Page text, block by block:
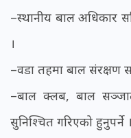
–स्थानीय बाल अधिकार
।
–वडा तहमा बाल संरक्षण
–बाल क्लब, बाल
सुनिश्चित गरिएको हुनुपर्ने ।